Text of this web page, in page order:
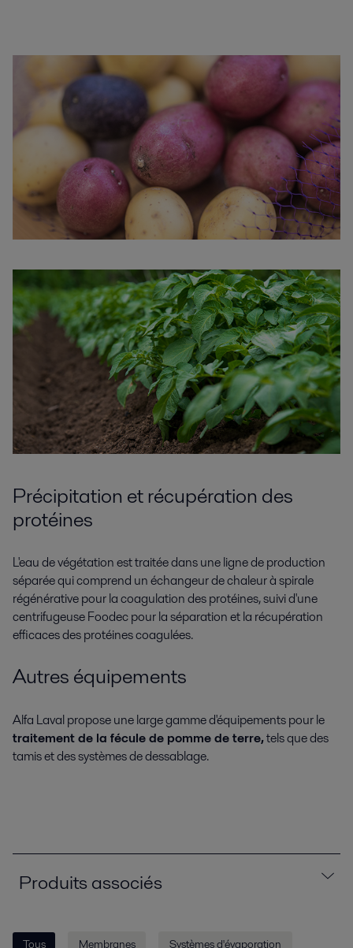
Précipitation et récupération des
protéines
L'eau de végétation est traitée dans une ligne de production
séparée qui comprend un échangeur de chaleur à spirale
régénérative pour la coagulation des protéines, suivi d'une
centrifugeuse Foodec pour la séparation et la récupération
efficaces des protéines coagulées.
Autres équipements
Alfa Laval propose une large gamme d'équipements pour le
traitement de la fécule de pomme de terre,tels que des
tamis et des systèmes de dessablage.
Produits associés
Tous Membranes Systèmes d'évaporation